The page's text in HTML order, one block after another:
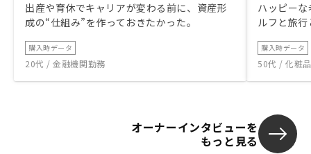
出産や育休でキャリアが変わる前に、資産形
成の“仕組み”を作っておきたかった。
購入時データ
20代 / 金融機関勤務
ハッピー
ルフと旅
購入時データ
50代 / 化粧
オーナーインタビューを
もっと見る